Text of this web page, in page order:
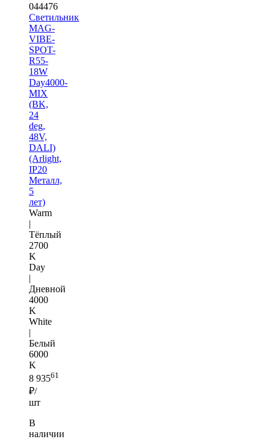
044476
Светильник
MAG-
VIBE-
SPOT-
R55-
18W
Day4000-
MIX
(BK,
24
deg,
48V,
DALI)
(Arlight,
IP20
Металл,
5
лет)
Warm
|
Тёплый
2700
K
Day
|
Дневной
4000
K
White
|
Белый
6000
K
8 93561
₽/
шт
В
наличии